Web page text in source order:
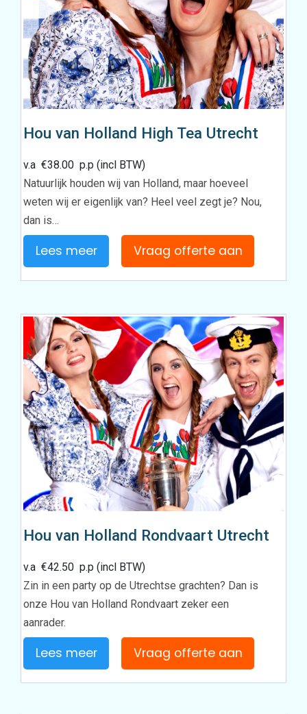
Hou van Holland High Tea Utrecht
v.a€38.00 p.p (incl BTW)
Natuurlijk houden wij van Holland, maar hoeveel
weten wij er eigenlijk van? Heel veel zegt je? Nou,
dan is…
Lees meer Vraag offerte aan
Hou van Holland Rondvaart Utrecht
v.a€42.50 p.p (incl BTW)
Zin in een party op de Utrechtse grachten? Dan is
onze Hou van Holland Rondvaart zeker een
aanrader.
Lees meer Vraag offerte aan